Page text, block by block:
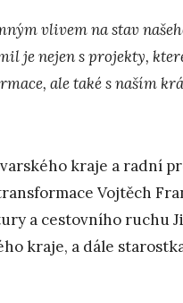
vlivem na stav
je nejen s projekty,
ale také s naším
kraje a radní
Vojtěch
a cestovního ruchu
kraje, a dále